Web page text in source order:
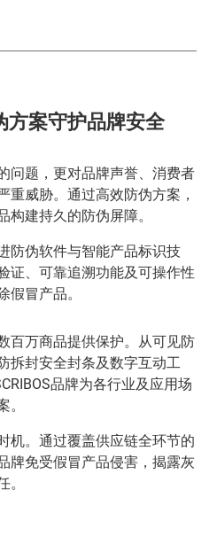
方案守护品牌安全
问题，更对品牌声誉、消费者
重威胁。通过高效防伪方案，
构建持久的防伪屏障。
防伪软件与智能产品标识技
证、可靠追溯功能及可操作性
假冒产品。
百万商品提供保护。从可见防
拆封安全封条及数字互动工
品牌为各行业及应用场
。
机。通过覆盖供应链全环节的
牌免受假冒产品侵害，揭露灰
。